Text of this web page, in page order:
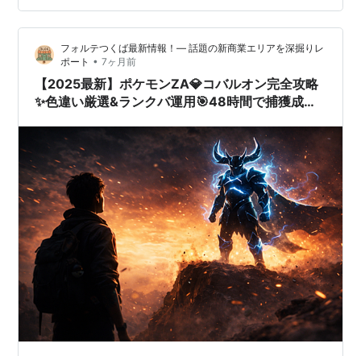
る相棒になったんです✨ この記事では、イエッサンの入
手方法から色違い厳選、オス・メス別の育成論、対戦で
の使い方まで完全網羅してお伝…
フォルテつくば最新情報！— 話題の新商業エリアを深掘りレ
ポート • 7ヶ月前
【2025最新】ポケモンZA💎コバルオン完全攻略
✨色違い厳選&ランクバ運用🎯48時間で捕獲成